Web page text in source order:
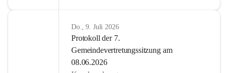
Do., 9. Juli 2026
Protokoll der 7.
Gemeindevertretungssitzung am
08.06.2026